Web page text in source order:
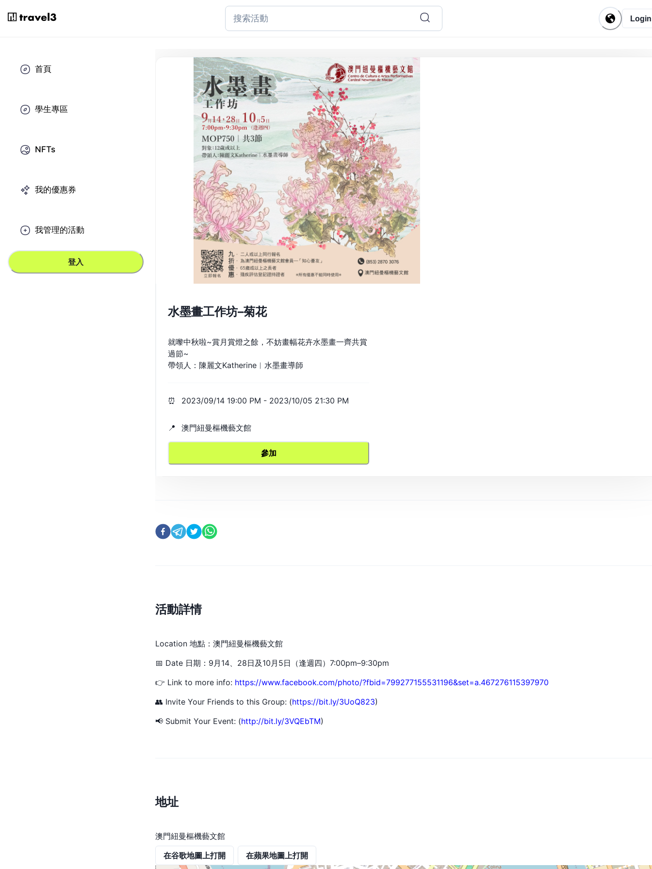
Login
首頁
學生專區
NFTs
我的優惠券
我管理的活動
登入
水墨畫工作坊–菊花
就嚟中秋啦~賞月賞燈之餘，不妨畫幅花卉水墨畫一齊共賞
過節~
帶領人：陳麗文Katherine︱水墨畫導師
⏰ 2023/09/14 19:00 PM - 2023/10/05 21:30 PM
📍 澳門紐曼樞機藝文館
參加
活動詳情
Location 地點：澳門紐曼樞機藝文館
📅 Date 日期：9月14、28日及10月5日（逢週四）7:00pm–9:30pm
👉 Link to more info: https://www.facebook.com/photo/?fbid=799277155531196&set=a.467276115397970
👥 Invite Your Friends to this Group: (https://bit.ly/3UoQ823)
📢 Submit Your Event: (http://bit.ly/3VQEbTM)
地址
澳門紐曼樞機藝文館
在谷歌地圖上打開 在蘋果地圖上打開